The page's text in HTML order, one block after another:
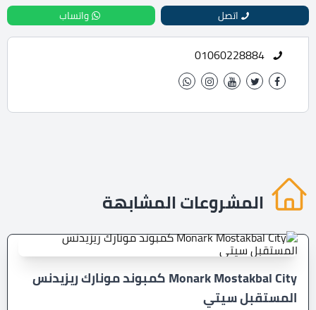
اتصل واتساب
01060228884
المشروعات المشابهة
Monark Mostakbal City كمبوند مونارك ريزيدنس
المستقبل سيتي